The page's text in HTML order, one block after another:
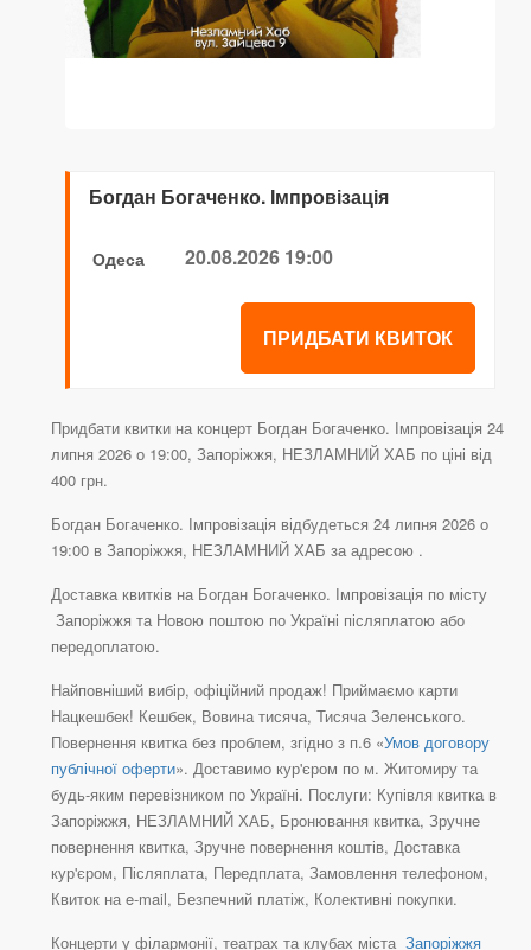
Богдан Богаченко. Імпровізація
Одеса 20.08.2026 19:00
ПРИДБАТИ КВИТОК
Придбати квитки на концерт Богдан Богаченко. Імпровізація 24
липня 2026 о 19:00, Запоріжжя, НЕЗЛАМНИЙ ХАБ по ціні від
400 грн.
Богдан Богаченко. Імпровізація відбудеться 24 липня 2026 о
19:00 в Запоріжжя, НЕЗЛАМНИЙ ХАБ за адресою .
Доставка квитків на Богдан Богаченко. Імпровізація по місту
Запоріжжя та Новою поштою по Україні післяплатою або
передоплатою.
Найповніший вибір, офіційний продаж! Приймаємо карти
Нацкешбек! Кешбек, Вовина тисяча, Тисяча Зеленського.
Повернення квитка без проблем, згідно з п.6 «Умов договору
публічної оферти». Доставимо кур'єром по м. Житомиру та
будь-яким перевізником по Україні. Послуги: Купівля квитка в
Запоріжжя, НЕЗЛАМНИЙ ХАБ, Бронювання квитка, Зручне
повернення квитка, Зручне повернення коштів, Доставка
кур'єром, Післяплата, Передплата, Замовлення телефоном,
Квиток на e-mail, Безпечний платіж, Колективні покупки.
Концерти у філармонії, театрах та клубах міста Запоріжжя